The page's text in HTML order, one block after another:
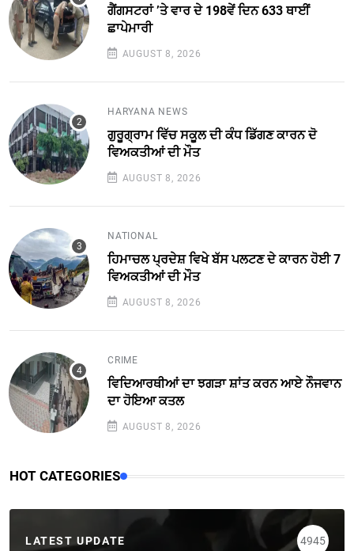
ਗੈਂਗਸਟਰਾਂ ’ਤੇ ਵਾਰ ਦੇ 198ਵੇਂ ਦਿਨ 633 ਥਾਈਂ
ਛਾਪੇਮਾਰੀ
AUGUST 8, 2026
HARYANA NEWS
ਗੁਰੂਗ੍ਰਾਮ ਵਿੱਚ ਸਕੂਲ ਦੀ ਕੰਧ ਡਿੱਗਣ ਕਾਰਨ ਦੋ
ਵਿਅਕਤੀਆਂ ਦੀ ਮੌਤ
AUGUST 8, 2026
NATIONAL
ਹਿਮਾਚਲ ਪ੍ਰਦੇਸ਼ ਵਿਖੇ ਬੱਸ ਪਲਟਣ ਦੇ ਕਾਰਨ ਹੋਈ 7
ਵਿਅਕਤੀਆਂ ਦੀ ਮੌਤ
AUGUST 8, 2026
CRIME
ਵਿਦਿਆਰਥੀਆਂ ਦਾ ਝਗੜਾ ਸ਼ਾਂਤ ਕਰਨ ਆਏ ਨੌਜਵਾਨ
ਦਾ ਹੋਇਆ ਕਤਲ
AUGUST 8, 2026
HOT CATEGORIES
LATEST UPDATE 4945